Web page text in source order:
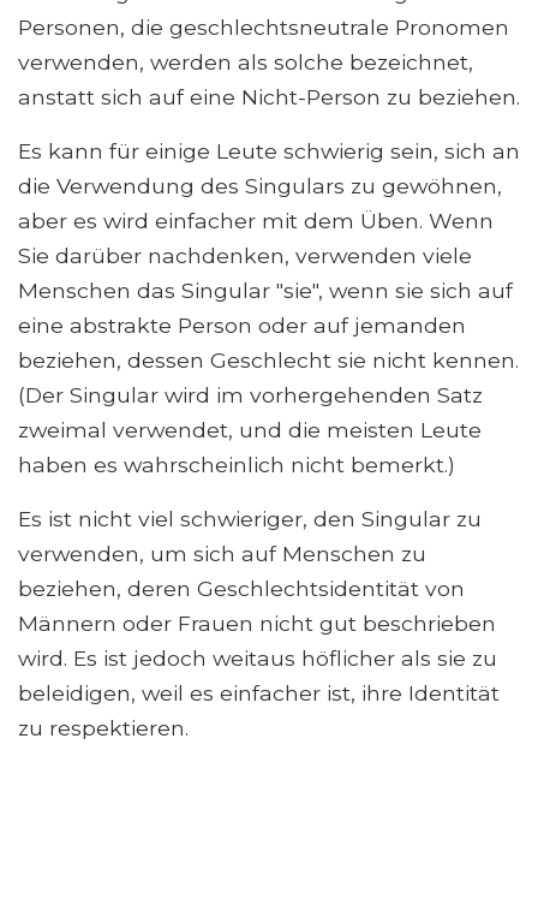
Personen, die geschlechtsneutrale Pronomen
verwenden, werden als solche bezeichnet,
anstatt sich auf eine Nicht-Person zu beziehen.
Es kann für einige Leute schwierig sein, sich an
die Verwendung des Singulars zu gewöhnen,
aber es wird einfacher mit dem Üben. Wenn
Sie darüber nachdenken, verwenden viele
Menschen das Singular "sie", wenn sie sich auf
eine abstrakte Person oder auf jemanden
beziehen, dessen Geschlecht sie nicht kennen.
(Der Singular wird im vorhergehenden Satz
zweimal verwendet, und die meisten Leute
haben es wahrscheinlich nicht bemerkt.)
Es ist nicht viel schwieriger, den Singular zu
verwenden, um sich auf Menschen zu
beziehen, deren Geschlechtsidentität von
Männern oder Frauen nicht gut beschrieben
wird. Es ist jedoch weitaus höflicher als sie zu
beleidigen, weil es einfacher ist, ihre Identität
zu respektieren.